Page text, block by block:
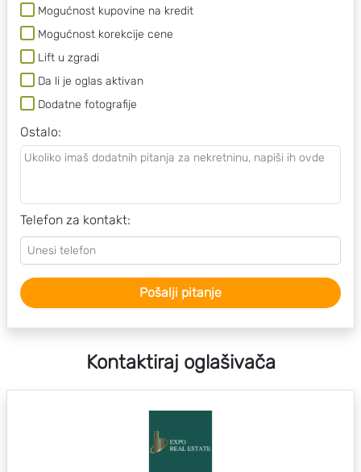
Mogućnost kupovine na kredit
Mogućnost korekcije cene
Lift u zgradi
Da li je oglas aktivan
Dodatne fotografije
Ostalo:
Telefon za kontakt:
Pošalji pitanje
Kontaktiraj oglašivača